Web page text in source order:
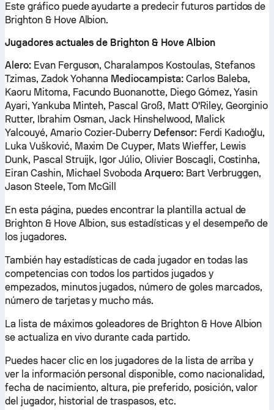
Este gráfico puede ayudarte a predecir futuros partidos de
Brighton & Hove Albion.
Jugadores actuales de Brighton & Hove Albion
Alero:Evan Ferguson, Charalampos Kostoulas, Stefanos
Tzimas, Zadok Yohanna Mediocampista: Carlos Baleba,
Kaoru Mitoma, Facundo Buonanotte, Diego Gómez, Yasin
Ayari, Yankuba Minteh, Pascal Groß, Matt O'Riley, Georginio
Rutter, Ibrahim Osman, Jack Hinshelwood, Malick
Yalcouyé, Amario Cozier-Duberry Defensor:Ferdi Kadıoğlu,
Luka Vušković, Maxim De Cuyper, Mats Wieffer, Lewis
Dunk, Pascal Struijk, Igor Júlio, Olivier Boscagli, Costinha,
Eiran Cashin, Michael SvobodaArquero:Bart Verbruggen,
Jason Steele, Tom McGill
En esta página, puedes encontrar la plantilla actual de
Brighton & Hove Albion, sus estadísticas y el desempeño de
los jugadores.
También hay estadísticas de cada jugador en todas las
competencias con todos los partidos jugados y
empezados, minutos jugados, número de goles marcados,
número de tarjetas y mucho más.
La lista de máximos goleadores de Brighton & Hove Albion
se actualiza en vivo durante cada partido.
Puedes hacer clic en los jugadores de la lista de arriba y
ver la información personal disponible, como nacionalidad,
fecha de nacimiento, altura, pie preferido, posición, valor
del jugador, historial de traspasos, etc.